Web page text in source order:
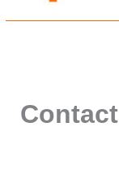
Contact